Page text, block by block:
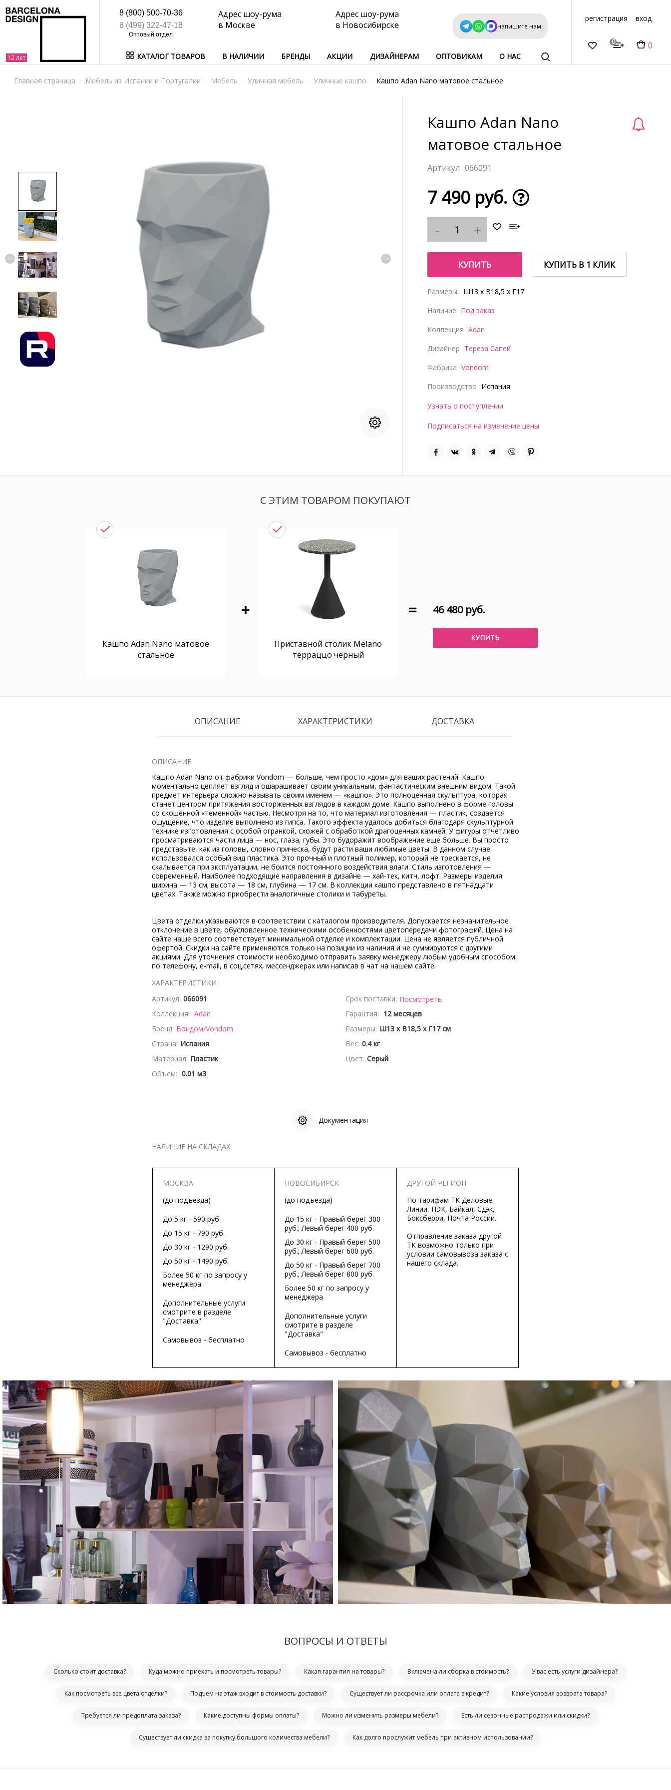
8 (800) 500-70-36
8 (499) 322-47-18
Адрес шоу-рума
в Москве
Адрес шоу-рума
в Новосибирске
напишите нам
КАТАЛОГ ТОВАРОВ В НАЛИЧИИ БРЕНДЫ АКЦИИ ДИЗАЙНЕРАМ ОПТОВИКАМ О НАС
регистрация вход
0 0
Главная страница Мебель из Испании и Португалии Мебель Уличная мебель Уличные кашпо Кашпо Adan Nano матовое стальное
Кашпо Adan Nano
матовое стальное
066091
7 490 руб.
КУПИТЬ КУПИТЬ В 1 КЛИК
Размеры: Ш13 x В18,5 x Г17
Наличие Под заказ
Коллекция Adan
Дизайнер Тереза Сапей
Фабрика Vondom
Производство Испания
Узнать о поступлении
Подписаться на изменение цены
С ЭТИМ ТОВАРОМ ПОКУПАЮТ
Кашпо Adan Nano матовое
стальное
Приставной столик Melano
терраццо черный
46 480 руб.
КУПИТЬ
ОПИСАНИЕ ХАРАКТЕРИСТИКИ ДОСТАВКА
ОПИСАНИЕ
Кашпо Adan Nano от фабрики Vondom — больше, чем просто «дом» для ваших растений. Кашпо
моментально цепляет взгляд и ошарашивает своим уникальным, фантастическим внешним видом. Такой
предмет интерьера сложно называть своим именем — «кашпо». Это полноценная скульптура, которая
станет центром притяжения восторженных взглядов в каждом доме. Кашпо выполнено в форме головы
со скошенной «теменной» частью. Несмотря на то, что материал изготовления — пластик, создается
ощущение, что изделие выполнено из гипса. Такого эффекта удалось добиться благодаря скульптурной
технике изготовления с особой огранкой, схожей с обработкой драгоценных камней. У фигуры отчетливо
просматриваются части лица — нос, глаза, губы. Это будоражит воображение еще больше. Вы просто
представьте, как из головы, словно прическа, будут расти ваши любимые цветы. В данном случае
использовался особый вид пластика. Это прочный и плотный полимер, который не трескается, не
скалывается при эксплуатации, не боится постоянного воздействия влаги. Стиль изготовления —
современный. Наиболее подходящие направления в дизайне — хай-тек, китч, лофт. Размеры изделия:
ширина — 13 см; высота — 18 см, глубина — 17 см. В коллекции кашпо представлено в пятнадцати
цветах. Также можно приобрести аналогичные столики и табуреты.
Цвета отделки указываются в соответствии с каталогом производителя. Допускается незначительное
отклонение в цвете, обусловленное техническими особенностями цветопередачи фотографий. Цена на
сайте чаще всего соответствует минимальной отделке и комплектации. Цена не является публичной
офертой. Скидки на сайте применяются только на позиции из наличия и не суммируются с другими
акциями. Для уточнения стоимости необходимо отправить заявку менеджеру любым удобным способом:
по телефону, e-mail, в соц.сетях, мессенджерах или написав в чат на нашем сайте.
ХАРАКТЕРИСТИКИ
Артикул: 066091 Срок поставки: Посмотреть
Коллекция: Adan Гарантия: 12 месяцев
Бренд: Вондом/Vondom Размеры: Ш13 x В18,5 x Г17 см
Страна: Испания Вес: 0.4 кг
Материал: Пластик Цвет: Серый
Объем: 0.01 м3
Документация
НАЛИЧИЕ НА СКЛАДАХ
МОСКВА
(до подъезда)
До 5 кг - 590 руб.
До 15 кг - 790 руб.
До 30 кг - 1290 руб.
До 50 кг - 1490 руб.
Более 50 кг по запросу у
менеджера
Дополнительные услуги
смотрите в разделе
"Доставка"
Самовывоз - бесплатно
НОВОСИБИРСК
(до подъезда)
До 15 кг - Правый берег 300
руб.; Левый берег 400 руб.
До 30 кг - Правый берег 500
руб.; Левый берег 600 руб.
До 50 кг - Правый берег 700
руб.; Левый берег 800 руб.
Более 50 кг по запросу у
менеджера
Дополнительные услуги
смотрите в разделе
"Доставка"
Самовывоз - бесплатно
ДРУГОЙ РЕГИОН
По тарифам ТК Деловые
Линии, ПЭК, Байкал, Сдэк,
Боксберри, Почта России.
Отправление заказа другой
ТК возможно только при
условии самовывоза заказа с
нашего склада.
ВОПРОСЫ И ОТВЕТЫ
Сколько стоит доставка? Куда можно приехать и посмотреть товары? Какая гарантия на товары? Включена ли сборка в стоимость? У вас есть услуги дизайнера?
Как посмотреть все цвета отделки? Подъем на этаж входит в стоимость доставки? Существует ли рассрочка или оплата в кредит? Какие условия возврата товара?
Требуется ли предоплата заказа? Какие доступны формы оплаты? Можно ли изменить размеры мебели? Есть ли сезонные распродажи или скидки?
Существует ли скидка за покупку большого количества мебели? Как долго прослужит мебель при активном использовании?